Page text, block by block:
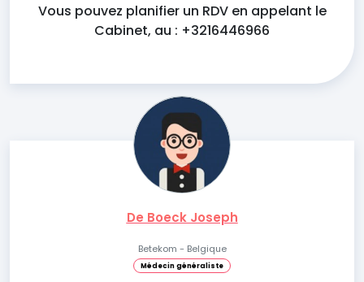
Vous pouvez planifier un RDV en appelant le
Cabinet, au : +3216446966
De Boeck Joseph
Betekom - Belgique
Médecin généraliste